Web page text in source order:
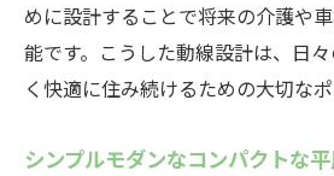
めに設計することで将来の介護や
能です。こうした動線設計は、日
く快適に住み続けるための大切なポ
シンプルモダンなコンパクトな